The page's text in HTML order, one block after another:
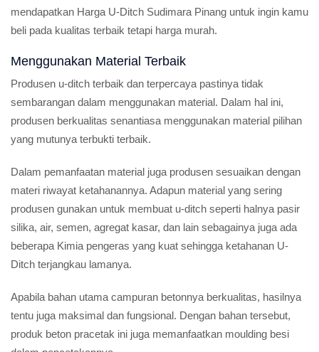
mendapatkan Harga U-Ditch Sudimara Pinang untuk ingin kamu
beli pada kualitas terbaik tetapi harga murah.
Menggunakan Material Terbaik
Produsen u-ditch terbaik dan terpercaya pastinya tidak
sembarangan dalam menggunakan material. Dalam hal ini,
produsen berkualitas senantiasa menggunakan material pilihan
yang mutunya terbukti terbaik.
Dalam pemanfaatan material juga produsen sesuaikan dengan
materi riwayat ketahanannya. Adapun material yang sering
produsen gunakan untuk membuat u-ditch seperti halnya pasir
silika, air, semen, agregat kasar, dan lain sebagainya juga ada
beberapa Kimia pengeras yang kuat sehingga ketahanan U-
Ditch terjangkau lamanya.
Apabila bahan utama campuran betonnya berkualitas, hasilnya
tentu juga maksimal dan fungsional. Dengan bahan tersebut,
produk beton pracetak ini juga memanfaatkan moulding besi